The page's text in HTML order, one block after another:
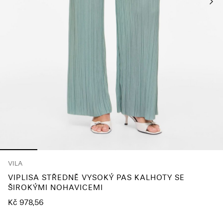
VILA
VIPLISA STŘEDNĚ VYSOKÝ PAS KALHOTY SE
ŠIROKÝMI NOHAVICEMI
Kč 978,56